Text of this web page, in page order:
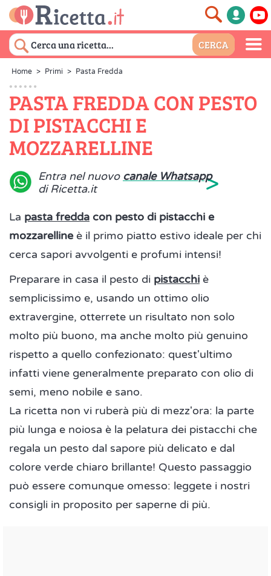
Home > Primi > Pasta Fredda
PASTA FREDDA CON PESTO
DI PISTACCHI E
MOZZARELLINE
Entra nel nuovo canale Whatsapp
di Ricetta.it
>
La pasta fredda con pesto di pistacchi e
mozzarellineè il primo piatto estivo ideale per chi
cerca sapori avvolgenti e profumi intensi!
Preparare in casa il pesto di pistacchi è
semplicissimo e, usando un ottimo olio
extravergine, otterrete un risultato non solo
molto più buono, ma anche molto più genuino
rispetto a quello confezionato: quest'ultimo
infatti viene generalmente preparato con olio di
semi, meno nobile e sano.
La ricetta non vi ruberà più di mezz'ora: la parte
più lunga e noiosa è la pelatura dei pistacchi che
regala un pesto dal sapore più delicato e dal
colore verde chiaro brillante! Questo passaggio
può essere comunque omesso: leggete i nostri
consigli in proposito per saperne di più.